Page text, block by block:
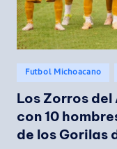
Publicado
en
Futbol Michoacano
Los Zorros
con 10
de los Gorilas